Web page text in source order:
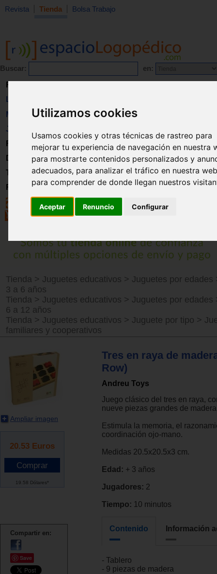
Utilizamos cookies
Usamos cookies y otras técnicas de rastreo para
mejorar tu experiencia de navegación en nuestra
para mostrarte contenidos personalizados y
adecuados, para analizar el tráfico en nuestra
para comprender de donde llegan nuestros
Aceptar Renuncio Configurar
Revista Tienda Bolsa Trabajo
Buscar: en:
Revista
Libros
Material
Juguetes
Formación
Directorio
Trabajo
Registro
Tienda > Juguetes educativos > Juguetes por edades
3 a 6 años
Tienda > Juguetes educativos > Juguetes por edades
6 a 12 años
Tienda > Juguetes educativos > Juguete por tipo >
familiares y cooperativos
Ampliar imagen
20.53 Euros
19.58 Dólares*
Compartir en:
Save
Tres en raya de
Row)
Andreu Toys
Juego clásico del tres en raya,
nueve piezas grandes de
Estimula la memoria, el
coordinación ojo-mano.
Medidas 20.5x20.5x3 cm.
Edad: + 3 años
Jugadores: 2
Tiempo: 10 minutos
Contenido Información
- Tablero
- 9 piezas de madera